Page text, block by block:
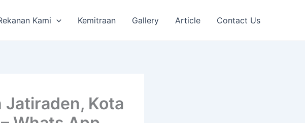
Kami Kemitraan Gallery Article Contact Us
Jatiraden, Kota